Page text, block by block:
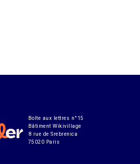
Boîte aux lettres n°15
Bâtiment Wikivillage
8 rue de Srebrenica
75020 Paris